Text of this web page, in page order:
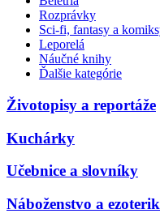
Rozprávky
Sci-fi, fantasy a
Leporelá
Náučné knihy
Ďalšie kategórie
Životopisy a reportáže
Kuchárky
Učebnice a slovníky
Náboženstvo a